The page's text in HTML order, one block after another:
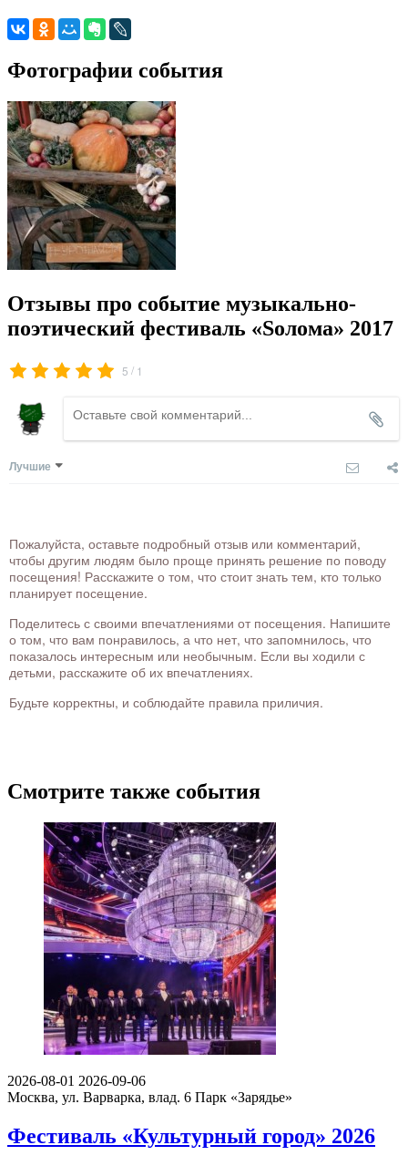
Фотографии события
Отзывы про событие музыкально-
поэтический фестиваль «Sолома» 2017
5 / 1
Лучшие
Пожалуйста, оставьте подробный отзыв или комментарий,
чтобы другим людям было проще принять решение по поводу
посещения! Расскажите о том, что стоит знать тем, кто только
планирует посещение.
Поделитесь с своими впечатлениями от посещения. Напишите
о том, что вам понравилось, а что нет, что запомнилось, что
показалось интересным или необычным. Если вы ходили с
детьми, расскажите об их впечатлениях.
Будьте корректны, и соблюдайте правила приличия.
Смотрите также события
2026-08-01 2026-09-06
Москва, ул. Варварка, влад. 6 Парк «Зарядье»
Фестиваль «Культурный город» 2026